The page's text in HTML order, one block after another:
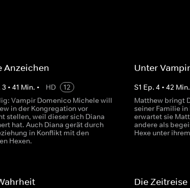
Anzeichen
3 • 41 Min. • HD
12
Vampir Domenico Michele will
in der Kongregation vor
stellen, weil dieser sich Diana
hat. Auch Diana gerät durch
in Konflikt mit den
Hexen.
Unter
S1 Ep. 4 • 42 Min.
Matthew bringt
seiner Familie
erwartet sie
andere als
Hexe unter
Die Zeitreise